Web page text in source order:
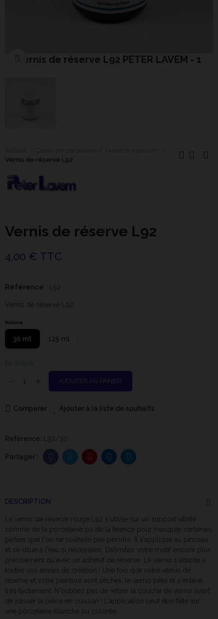
Vernis de réserve L92 PETER LAVEM - 1
Cliquer pour agrandir
Vernis de réserve L92
Vernis de réserve L92
4,00 € TTC
Référence : L92
Vernis de réserve L92
Volume
30 ml 125 ml
En Stock
AJOUTER AU PANIER
Comparer Ajouter à la liste de souhaits
Reférence: L92/30
DESCRIPTION
Le vernis de réserve rouge L92 s'utilise sur un support vitrifié
comme de la porcelaine ou de la faïence pour masquer certaines
parties que l'on ne souhaite pas peindre. Il s'applique au pinceau
et se dilue à l'eau si nécessaire. Délimitez votre motif encore plus
précisément qu'avec un adhésif de réserve. Le vernis s'adapte à
toutes vos envies de création ! Une fois que votre vernis de
réserve et votre peinture sont sèches, le vernis pèle et s'enlève
très facilement. N'oubliez pas de retirer la couche de vernis avant
de passer la pièce en cuisson ! L'application peut être faite sur
une porcelaine blanche ou colorée.